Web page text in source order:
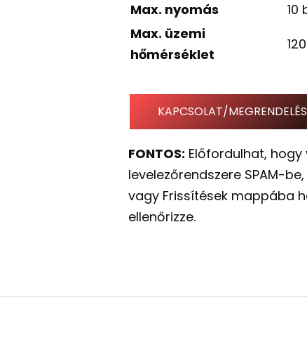
Max. nyomás
10
Max. üzemi
hőmérséklet
KAPCSOLAT/MEGRENDELÉS
FONTOS: Előfordulhat, hogy
levelezőrendszere SPAM-
vagy Frissítések mappába
ellenőrizze.